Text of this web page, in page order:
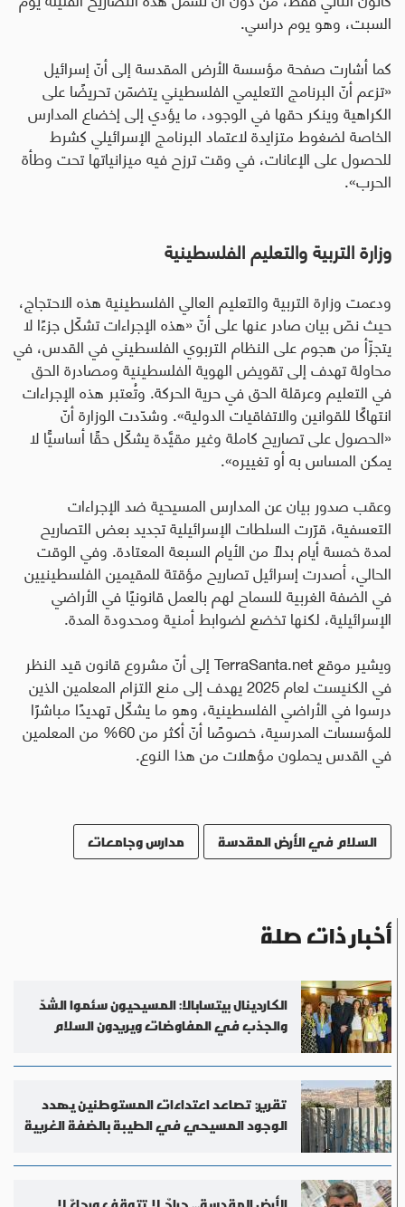
السبت، وهو يوم دراسي.
كما أشارت صفحة مؤسسة الأرض المقدسة إلى أنّ إسرائيل
«تزعم أنّ البرنامج التعليمي الفلسطيني يتضمّن تحريضًا على
الكراهية وينكر حقها في الوجود، ما يؤدي إلى إخضاع المدارس
الخاصة لضغوط متزايدة لاعتماد البرنامج الإسرائيلي كشرط
للحصول على الإعانات، في وقت ترزح فيه ميزانياتها تحت وطأة
الحرب».
وزارة التربية والتعليم الفلسطينية
ودعمت وزارة التربية والتعليم العالي الفلسطينية هذه الاحتجاج،
حيث نصّ بيان صادر عنها على أنّ «هذه الإجراءات تشكّل جزءًا لا
يتجزّأ من هجوم على النظام التربوي الفلسطيني في القدس، في
محاولة تهدف إلى تقويض الهوية الفلسطينية ومصادرة الحق
في التعليم وعرقلة الحق في حرية الحركة. وتُعتبر هذه الإجراءات
انتهاكًا للقوانين والاتفاقيات الدولية». وشدّدت الوزارة أنّ
«الحصول على تصاريح كاملة وغير مقيَّدة يشكّل حقًا أساسيًّا لا
يمكن المساس به أو تغييره».
وعقب صدور بيان عن المدارس المسيحية ضد الإجراءات
التعسفية، قرّرت السلطات الإسرائيلية تجديد بعض التصاريح
لمدة خمسة أيام بدلًا من الأيام السبعة المعتادة. وفي الوقت
الحالي، أصدرت إسرائيل تصاريح مؤقتة للمقيمين الفلسطينيين
في الضفة الغربية للسماح لهم بالعمل قانونيًا في الأراضي
الإسرائيلية، لكنها تخضع لضوابط أمنية ومحدودة المدة.
ويشير موقعTerraSanta.netإلى أنّ مشروع قانون قيد النظر
في الكنيست لعام 2025 يهدف إلى منع التزام المعلمين الذين
درسوا في الأراضي الفلسطينية، وهو ما يشكّل تهديدًا مباشرًا
للمؤسسات المدرسية، خصوصًا أنّ أكثر من 60% من المعلمين
في القدس يحملون مؤهلات من هذا النوع.
السلام في الأرض المقدسة مدارس وجامعات
أخبار ذات صلة
الكاردينال بيتسابالا: المسيحيون سئموا الشدّ
والجذب في المفاوضات ويريدون السلام
تقرير: تصاعد اعتداءات المستوطنين يهدد
الوجود المسيحي في الطيبة بالضفة الغربية